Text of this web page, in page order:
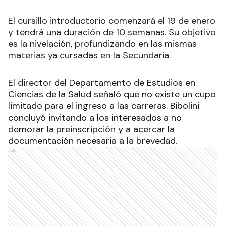
El cursillo introductorio comenzará el 19 de enero
y tendrá una duración de 10 semanas. Su objetivo
es la nivelación, profundizando en las mismas
materias ya cursadas en la Secundaria.
El director del Departamento de Estudios en
Ciencias de la Salud señaló que no existe un cupo
limitado para el ingreso a las carreras. Bibolini
concluyó invitando a los interesados a no
demorar la preinscripción y a acercar la
documentación necesaria a la brevedad.
Ads